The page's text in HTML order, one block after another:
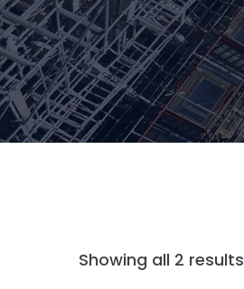
Showing all 2 results